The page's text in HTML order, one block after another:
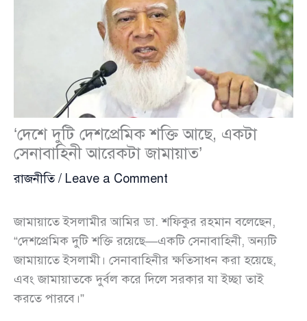
‘দেশে দুটি দেশপ্রেমিক শক্তি আছে, একটা
সেনাবাহিনী আরেকটা জামায়াত’
রাজনীতি/ Leave a Comment
জামায়াতে ইসলামীর আমির ডা. শফিকুর রহমান বলেছেন,
“দেশপ্রেমিক দুটি শক্তি রয়েছে—একটি সেনাবাহিনী, অন্যটি
জামায়াতে ইসলামী। সেনাবাহিনীর ক্ষতিসাধন করা হয়েছে,
এবং জামায়াতকে দুর্বল করে দিলে সরকার যা ইচ্ছা তাই
করতে পারবে।”